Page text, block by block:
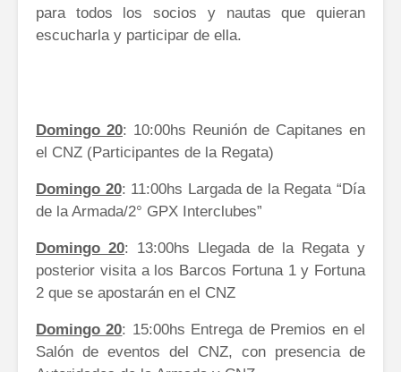
para todos los socios y nautas que quieran
escucharla y participar de ella.
Domingo 20: 10:00hs Reunión de Capitanes en
el CNZ (Participantes de la Regata)
Domingo 20: 11:00hs Largada de la Regata “Día
de la Armada/2° GPX Interclubes”
Domingo 20: 13:00hs Llegada de la Regata y
posterior visita a los Barcos Fortuna 1 y Fortuna
2 que se apostarán en el CNZ
Domingo 20: 15:00hs Entrega de Premios en el
Salón de eventos del CNZ, con presencia de